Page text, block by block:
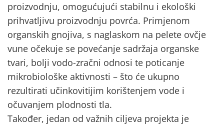
proizvodnju, omogućujući stabilnu i ekološki
prihvatljivu proizvodnju povrća. Primjenom
organskih gnojiva, s naglaskom na pelete ovčje
vune očekuje se povećanje sadržaja organske
tvari, bolji vodo-zračni odnosi te poticanje
mikrobiološke aktivnosti – što će ukupno
rezultirati učinkovitijim korištenjem vode i
očuvanjem plodnosti tla.
Također, jedan od važnih ciljeva projekta je